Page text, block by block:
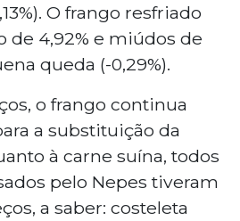
O frango resfriado
de 4,92% e miúdos de
queda (-0,29%).
o frango continua
a substituição da
à carne suína, todos
pelo Nepes tiveram
a saber: costeleta